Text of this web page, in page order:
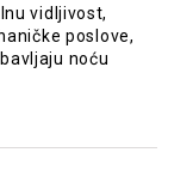
vidljivost,
poslove,
noću